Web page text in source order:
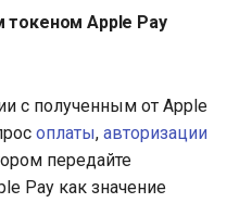
Apple Pay
с полученным от Apple
оплаты, авторизации
передайте
Pay как значение